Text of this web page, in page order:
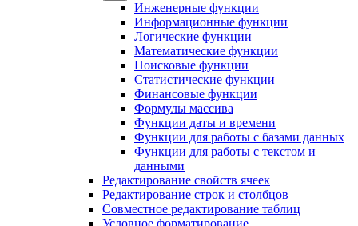
Инженерные функции
Информационные функции
Логические функции
Математические функции
Поисковые функции
Статистические функции
Финансовые функции
Формулы массива
Функции даты и времени
Функции для работы с базами данных
Функции для работы с текстом и
данными
Редактирование свойств ячеек
Редактирование строк и столбцов
Совместное редактирование таблиц
Условное форматирование